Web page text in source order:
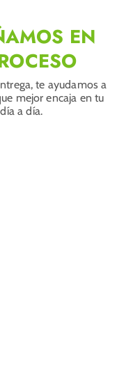
EN
te ayudamos a
mejor encaja en tu
a día.